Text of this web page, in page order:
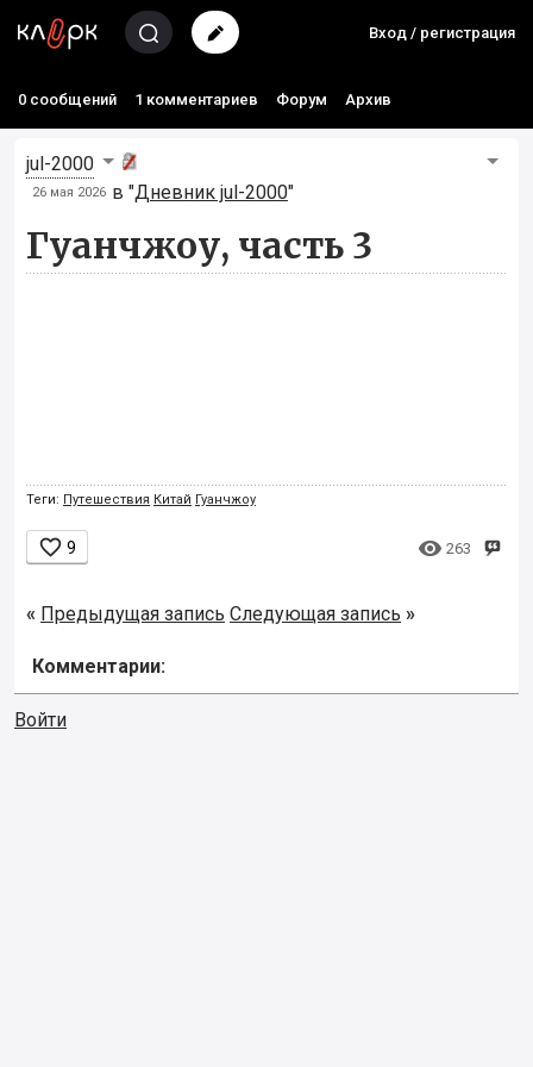
Вход / регистрация
0 сообщений 1 комментариев Форум Архив
jul-2000
26 мая 2026 в "Дневник jul-2000"
Гуанчжоу, часть 3
Теги: Путешествия Китай Гуанчжоу
 9  263
« Предыдущая запись Следующая запись »
Комментарии:
Войти